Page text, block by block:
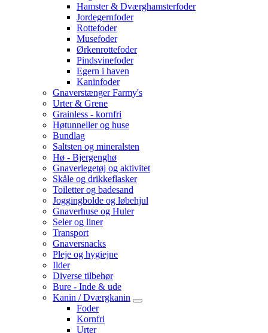
Hamster & Dværghamsterfoder
Jordegernfoder
Rottefoder
Musefoder
Ørkenrottefoder
Pindsvinefoder
Egern i haven
Kaninfoder
Gnaverstænger Farmy's
Urter & Grene
Grainless - kornfri
Høtunneller og huse
Bundlag
Saltsten og mineralsten
Hø - Bjergenghø
Gnaverlegetøj og aktivitet
Skåle og drikkeflasker
Toiletter og badesand
Joggingbolde og løbehjul
Gnaverhuse og Huler
Seler og liner
Transport
Gnaversnacks
Pleje og hygiejne
Ilder
Diverse tilbehør
Bure - Inde & ude
Kanin / Dværgkanin
Foder
Kornfri
Urter